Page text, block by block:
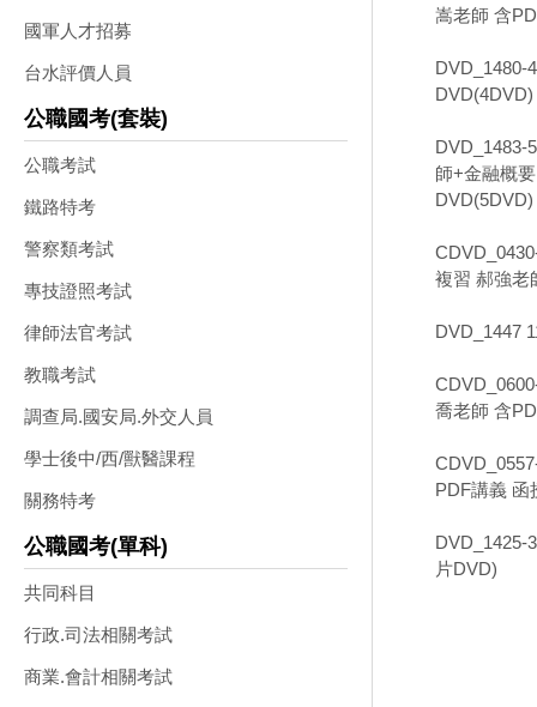
國軍人才招募
台水評價人員
公職國考(套裝)
公職考試
鐵路特考
警察類考試
專技證照考試
律師法官考試
教職考試
調查局.國安局.外交人員
學士後中/西/獸醫課程
關務特考
公職國考(單科)
共同科目
行政.司法相關考試
商業.會計相關考試
嵩老師 含
DVD_1480-
DVD(4DVD)
DVD_1483-
師+金融概
DVD(5DVD)
複習 郝強老
DVD_1447
喬老師 含
PDF講義 函
DVD_1425-
片DVD)